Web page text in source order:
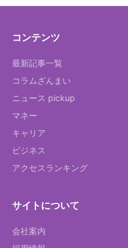
コンテンツ
最新記事一覧
コラムざんまい
ニュース pickup
マネー
キャリア
ビジネス
アクセスランキング
サイトについて
会社案内